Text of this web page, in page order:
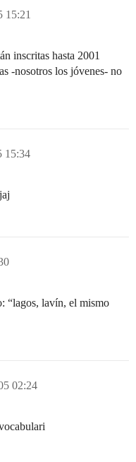
15:21
inscritas hasta 2001
-nosotros los jóvenes- no
15:34
lavín, el mismo
02:24